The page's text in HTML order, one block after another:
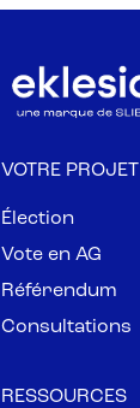
VOTRE PROJET
Élection
Vote en AG
Référendum
Consultations
RESSOURCES